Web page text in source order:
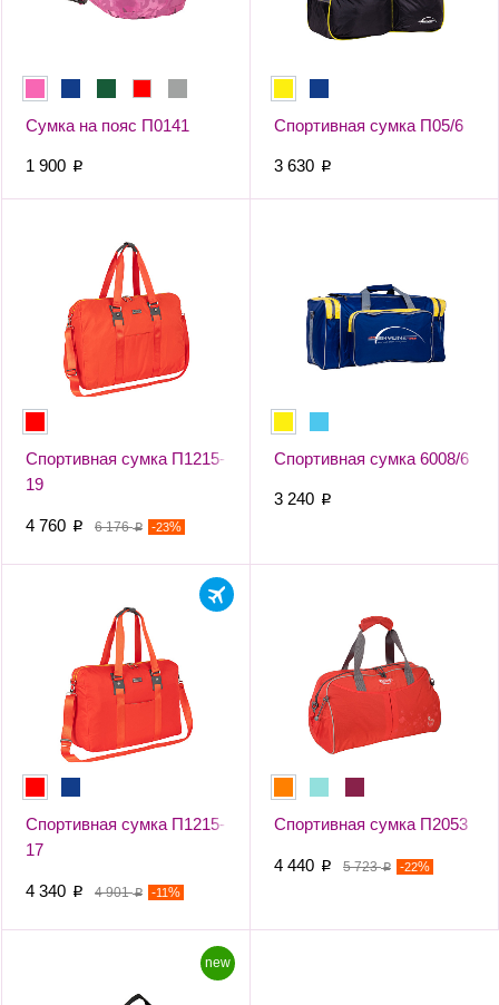
Сумка на пояс П0141
1 900 p
Спортивная сумка П05/6
3 630 p
Спортивная сумка П1215-
19
-23%
6 176p
4 760 p
Спортивная сумка 6008/6
3 240 p
Спортивная сумка П1215-
17
-11%
4 901p
4 340 p
Спортивная сумка П2053
-22%
5 723p
4 440 p
new